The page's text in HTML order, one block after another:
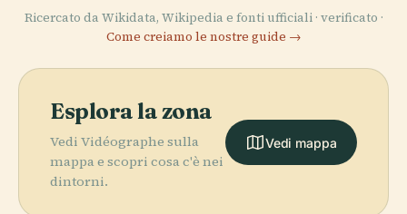
Ricercato da Wikidata, Wikipedia e fonti ufficiali · verificato ·
Come creiamo le nostre guide →
Esplora la zona
Vedi Vidéographe sulla
mappa e scopri cosa c'è nei
dintorni.
Vedi mappa